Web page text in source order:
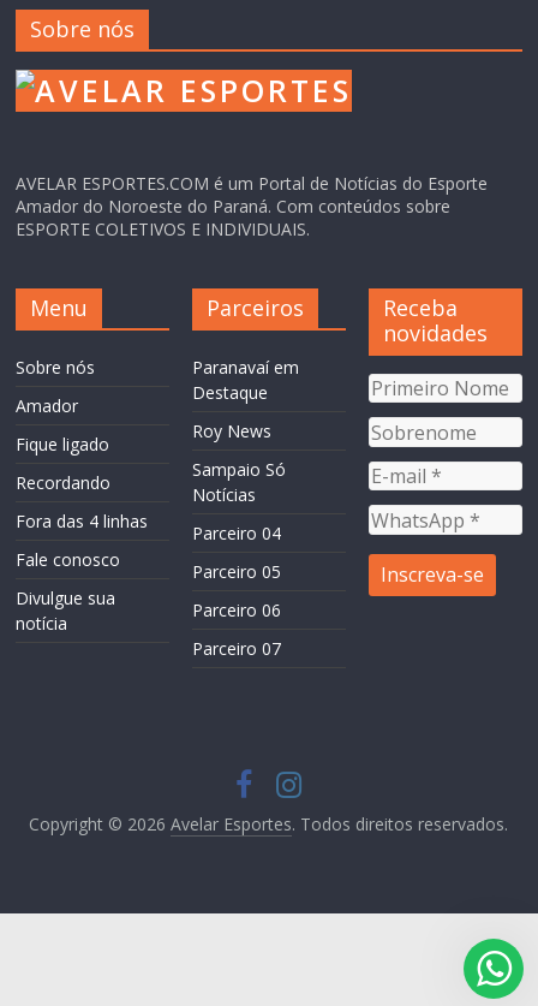
Sobre nós
AVELAR ESPORTES.COM é um Portal de Notícias do Esporte
Amador do Noroeste do Paraná. Com conteúdos sobre
ESPORTE COLETIVOS E INDIVIDUAIS.
Menu
Sobre nós
Amador
Fique ligado
Recordando
Fora das 4 linhas
Fale conosco
Divulgue sua
notícia
Parceiros
Paranavaí em
Destaque
Roy News
Sampaio Só
Notícias
Parceiro 04
Parceiro 05
Parceiro 06
Parceiro 07
Receba
novidades
Copyright © 2026Avelar Esportes. Todos direitos reservados.